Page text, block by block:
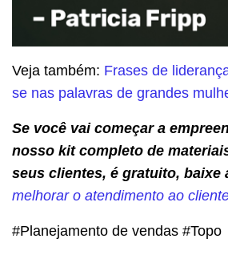
Veja também: Frases de
se nas palavras de grandes
Se você vai começar a
nosso kit completo de
seus clientes, é gratuito, baixe
melhorar o atendimento ao
#Planejamento de vendas #Topo